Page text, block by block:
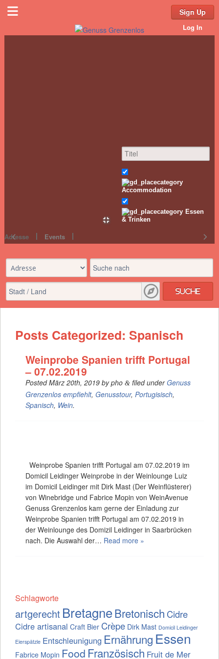
Accommodation
Essen
& Trinken
Adresse Events
Suche
Sign Up
Log In
Posts Categorized: Spanisch
Weinprobe Spanien trifft Portugal
– 07.02.2019
PostedMärz 20th, 2019 bypho & filed under Genuss
Grenzenlos empfiehlt, Genusstour, Portugisisch,
Spanisch, Wein.
Weinprobe Spanien trifft Portugal am 07.02.2019 im
Domicil Leidinger Weinprobe in der Weinlounge Luiz
im Domicil Leidinger mit Dirk Mast (Der Weinflüsterer)
von Winebridge und Fabrice Mopin von WeinAvenue
Genuss Grenzenlos kam gerne der Einladung zur
Weinprobe Spanien trifft Portugal am 07.02.2019 in
der Weinlounge des Domizil Leidinger in Saarbrücken
nach. Die Auswahl der… Read more »
Schlagworte
artgerecht BretagneBretonisch Cidre
Cidre artisanal Craft Bier Crèpe Dirk Mast Domicil Leidinger
Eierspätzle Entschleunigung Ernährung Essen
Fabrice Mopin Food Französisch Fruit de Mer